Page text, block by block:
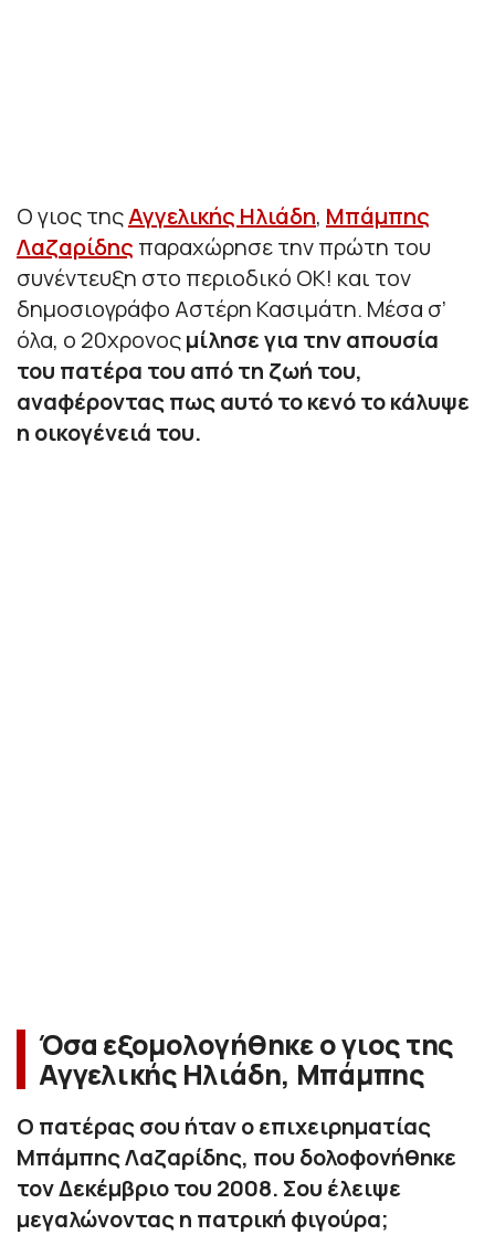
Ο γιος τηςΑγγελικής Ηλιάδη, Μπάμπης
Λαζαρίδης παραχώρησε την πρώτη του
συνέντευξη στο περιοδικό ΟΚ! και τον
δημοσιογράφο Αστέρη Κασιμάτη. Μέσα σ’
όλα, ο 20χρονοςμίλησε για την απουσία
του πατέρα του από τη ζωή του,
αναφέροντας πως αυτό το κενό το κάλυψε
η οικογένειά του.
Όσα εξομολογήθηκε ο γιος της
Αγγελικής Ηλιάδη, Μπάμπης
Ο πατέρας σου ήταν ο επιχειρηματίας
Μπάμπης Λαζαρίδης, που δολοφονήθηκε
τον Δεκέμβριο του 2008. Σου έλειψε
μεγαλώνοντας η πατρική φιγούρα;